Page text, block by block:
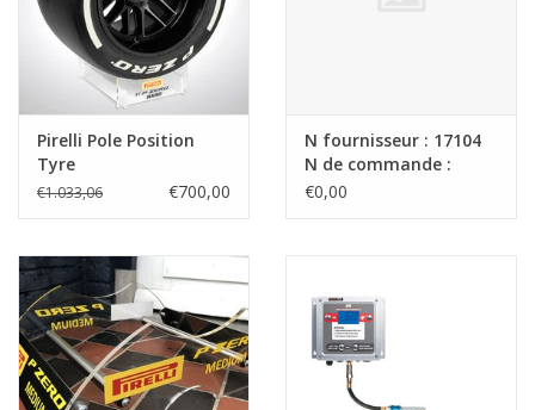
Pirelli Pole Position
Tyre
€1.033,06 €700,00
N fournisseur : 17104
N de commande :
4530070954
€0,00